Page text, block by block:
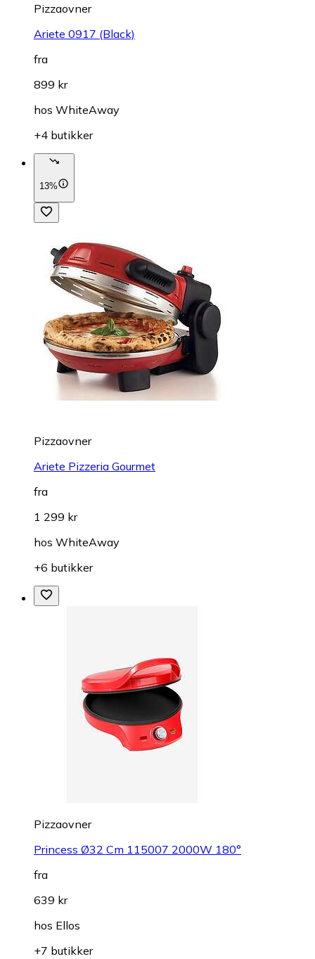
Pizzaovner
Ariete 0917 (Black)
fra
899 kr
hos WhiteAway
+4 butikker
13%
Pizzaovner
Ariete Pizzeria Gourmet
fra
1 299 kr
hos WhiteAway
+6 butikker
Pizzaovner
Princess Ø32 Cm 115007 2000W 180°
fra
639 kr
hos Ellos
+7 butikker